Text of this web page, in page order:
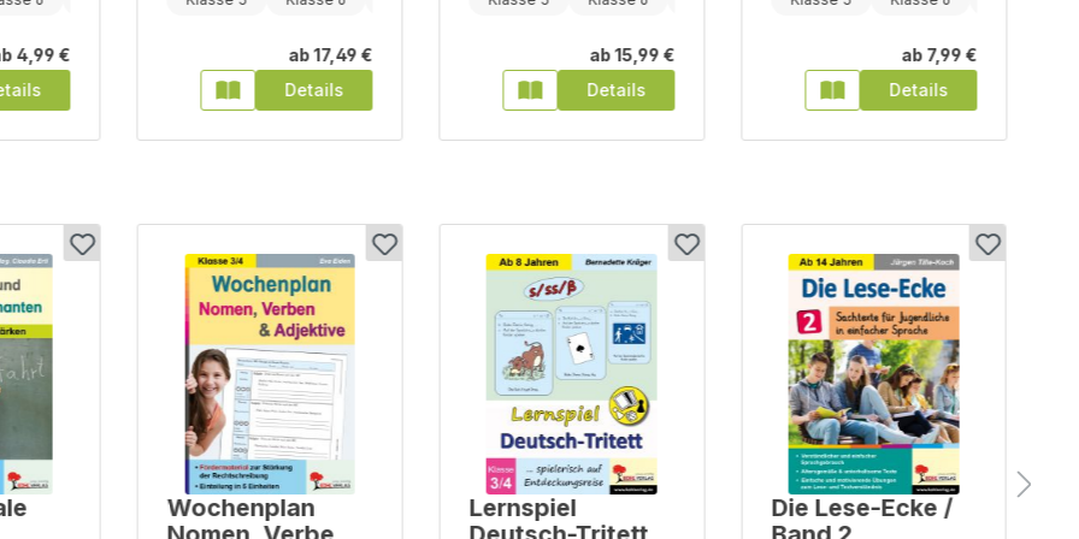
4,99 €
ab17,49 €
Details
ab15,99 €
Details
ab7,99 €
Details
Wochenplan
Lernspiel
Die Lese-Ecke /